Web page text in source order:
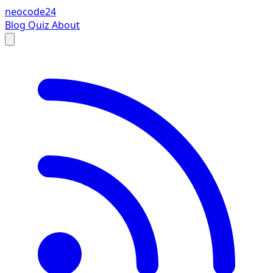
neocode24
Blog Quiz About